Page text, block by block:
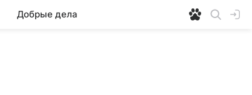
Добрые дела